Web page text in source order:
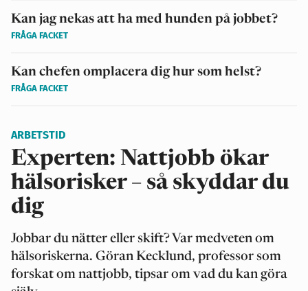
Kan jag nekas att ha med hunden på jobbet?
FRÅGA FACKET
Kan chefen omplacera dig hur som helst?
FRÅGA FACKET
ARBETSTID
Experten: Nattjobb ökar
hälsorisker – så skyddar du
dig
Jobbar du nätter eller skift? Var medveten om
hälsoriskerna. Göran Kecklund, professor som
forskat om nattjobb, tipsar om vad du kan göra